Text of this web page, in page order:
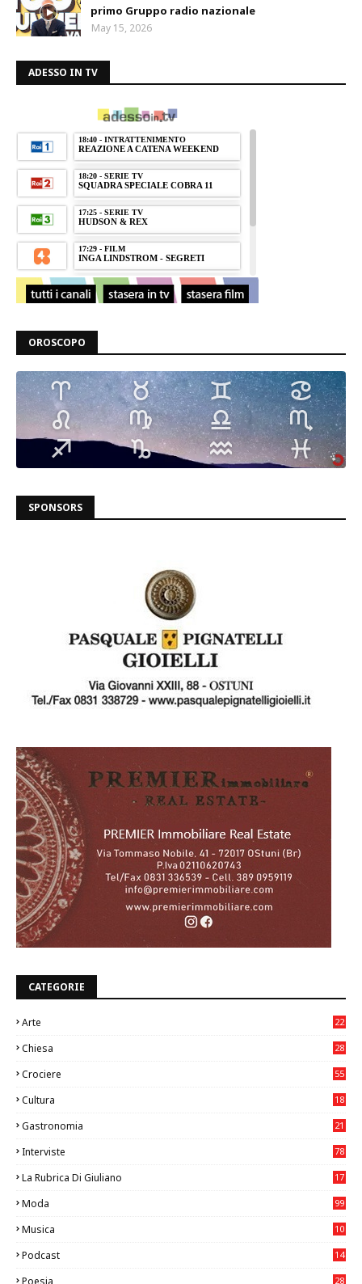
primo Gruppo radio nazionale
May 15, 2026
ADESSO IN TV
OROSCOPO
SPONSORS
CATEGORIE
Arte
22
Chiesa
28
Crociere 55
Cultura
18
Gastronomia
21
Interviste 78
La Rubrica Di Giuliano
17
Moda 99
Musica
10
Podcast 14
Poesia 28